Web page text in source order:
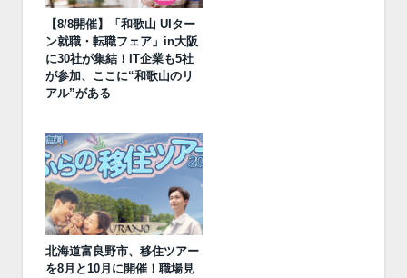
【8/8開催】「和歌山 UIター
ン就職・転職フェア」in大阪
に30社が集結！IT企業も5社
が参加、ここに“和歌山のリ
アル”がある
北海道富良野市、移住ツアー
を8月と10月に開催！職場見